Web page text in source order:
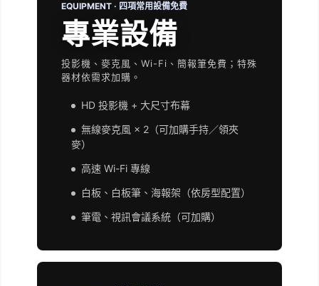
EQUIPMENT · 四項常用設備免費
專業設備
投影機、麥克風、Wi-Fi、簡報筆免費；特殊
器材依需求加購。
HD 投影機 + 大尺寸布幕
無線麥克風 × 2（可加購手持／領夾
麥）
高速 Wi-Fi 專線
白板、白板筆、海報架（依房型配置）
筆電、視訊會議系統（可加購）